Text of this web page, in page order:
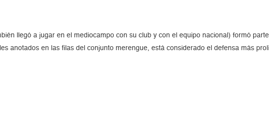
llegó a jugar en el mediocampo con su club y con el equipo nacional) formó
anotados en las filas del conjunto merengue, está considerado el defensa más